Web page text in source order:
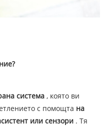
система , която ви
с помощта на
или сензори . Тя